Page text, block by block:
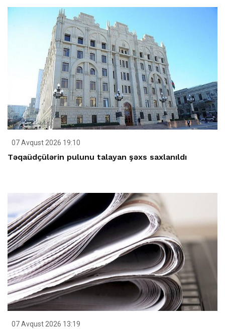
07 Avqust 2026 19:10
Təqaüdçülərin pulunu talayan şəxs saxlanıldı
07 Avqust 2026 13:19